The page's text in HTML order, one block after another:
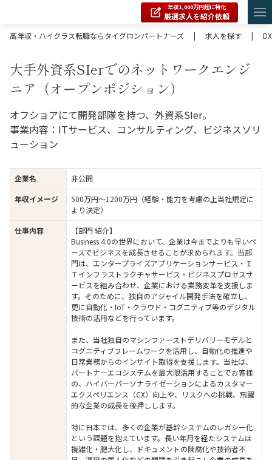
年収1,000万円超に特化
厳選求人を紹介依頼
高年収・ハイクラス転職ならタイグロンパートナーズ
| 求人を探す |
大手外資系SIerでのネットワークエンジ
ニア（オープンポジション）
オフショアにて開発部隊を持つ、外資系SIer。
事業内容：ITサービス、コンサルティング、ビジネスソリ
ューション
企業名
非公開
年収イメージ
500万円〜1200万円（経験・能力を考慮の上当社規定に
より決定）
仕事内容
【部門 紹介】
Business 4.0の世界において、企業は今までよりも早いペ
ースでビジネスを成長させることが求められます。当部
門は、エンタープライズアプリケーションサービス・Ｉ
Ｔインフラストラクチャサービス・ビジネスプロセスサ
ービスを組み合わせ、企業における業務変革を支援しま
す。そのために、独自のアジャイル開発手法を確立し、
更に自動化・IoT・クラウド・コグニティブ等のデジタル
技術の活用などを行っています。
また、当社独自のマシンファーストデリバリーモデルと
コグニティブフレームワークを活用し、自動化の推進や
日常業務からのインサイト取得を支援します。当社は、
パートナーエコシステムを最大限活用することでお客様
の、ハイパーパーソナライゼーションによるカスタマー
エクスペリエンス（CX）向上や、リスクへの挑戦、飛躍
的な企業の成長を後押しします。
特に日本では、多くの企業が基幹システムのレガシー化
という課題を抱えています。長い年月を経たシステムは
複雑化・肥大化し、ドキュメントの陳腐化や技術者不